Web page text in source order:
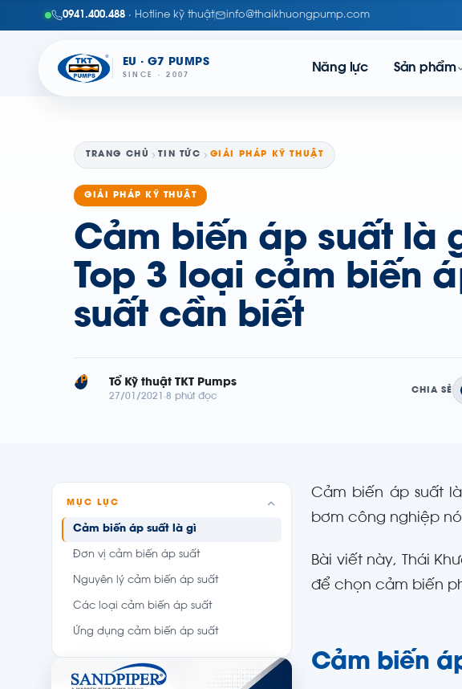
0941.400.488 · Hotline kỹ thuật info@thaikhuongpump.com
EU · G7 PUMPS
SINCE · 2007
Năng lực Sản phẩm
TRANG CHỦ TIN TỨC GIẢI PHÁP KỸ THUẬT
GIẢI PHÁP KỸ THUẬT
Cảm biến áp suất là
Top 3 loại cảm biến
suất cần biết
TP Tổ Kỹ thuật TKT Pumps
27/01/2021 8 phút đọc
CHIA SẺ
MỤC LỤC
Cảm biến áp suất là gì
Đơn vị cảm biến áp suất
Nguyên lý cảm biến áp suất
Các loại cảm biến áp suất
Ứng dụng cảm biến áp suất
Cảm biến áp suất
bơm công nghiệp
Bài viết này, Thái
để chọn cảm biến
Cảm biến